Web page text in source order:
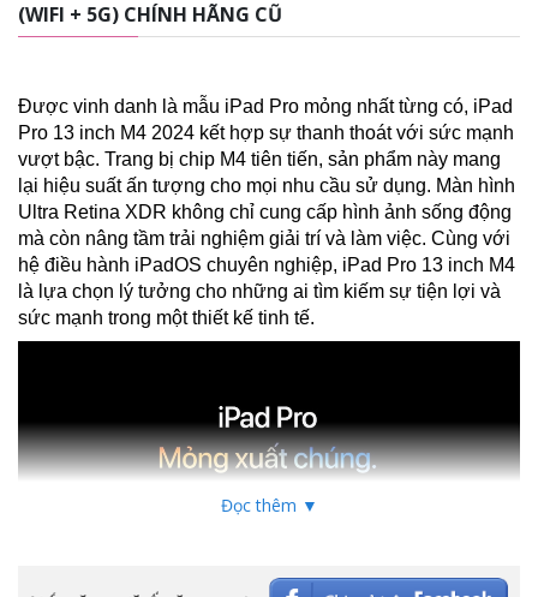
(WIFI + 5G) CHÍNH HÃNG CŨ
Được vinh danh là mẫu iPad Pro mỏng nhất từng có, iPad
Pro 13 inch M4 2024 kết hợp sự thanh thoát với sức mạnh
vượt bậc. Trang bị chip M4 tiên tiến, sản phẩm này mang
lại hiệu suất ấn tượng cho mọi nhu cầu sử dụng. Màn hình
Ultra Retina XDR không chỉ cung cấp hình ảnh sống động
mà còn nâng tầm trải nghiệm giải trí và làm việc. Cùng với
hệ điều hành iPadOS chuyên nghiệp, iPad Pro 13 inch M4
là lựa chọn lý tưởng cho những ai tìm kiếm sự tiện lợi và
sức mạnh trong một thiết kế tinh tế.